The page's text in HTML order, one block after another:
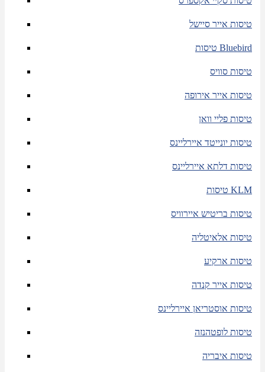
טיסות אייר סיישל
טיסות Bluebird
טיסות סוויס
טיסות אייר אירופה
טיסות פליי וואן
טיסות יונייטד איירליינס
טיסות דלתא איירליינס
טיסות KLM
טיסות בריטיש איירוויס
טיסות אלאיטליה
טיסות ארקיע
טיסות אייר קנדה
טיסות אוסטריאן איירליינס
טיסות לופטהנזה
טיסות איבריה